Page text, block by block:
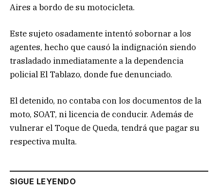
Aires a bordo de su motocicleta.
Este sujeto osadamente intentó sobornar a los
agentes, hecho que causó la indignación siendo
trasladado inmediatamente a la dependencia
policial El Tablazo, donde fue denunciado.
El detenido, no contaba con los documentos de la
moto, SOAT, ni licencia de conducir. Además de
vulnerar el Toque de Queda, tendrá que pagar su
respectiva multa.
SIGUE LEYENDO